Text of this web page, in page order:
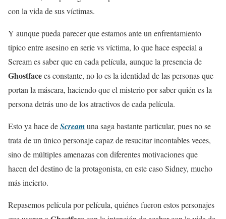
con la vida de sus víctimas.
Y aunque pueda parecer que estamos ante un enfrentamiento
típico entre asesino en serie vs víctima, lo que hace especial a
Scream es saber que en cada película, aunque la presencia de
Ghostfacees constante, no lo es la identidad de las personas que
portan la máscara, haciendo que el misterio por saber quién es la
persona detrás uno de los atractivos de cada película.
Esto ya hace deScreamuna saga bastante particular, pues no se
trata de un único personaje capaz de resucitar incontables veces,
sino de múltiples amenazas con diferentes motivaciones que
hacen del destino de la protagonista, en este caso Sidney, mucho
más incierto.
Repasemos película por película, quiénes fueron estos personajes